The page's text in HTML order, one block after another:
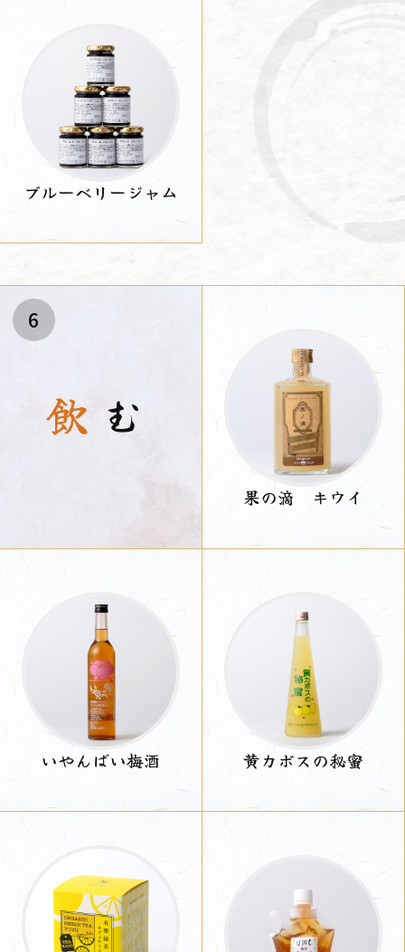
ブルーベリージャム
6
飲 む
果の滴 キウイ
いやんばい梅酒 黄カボスの秘蜜